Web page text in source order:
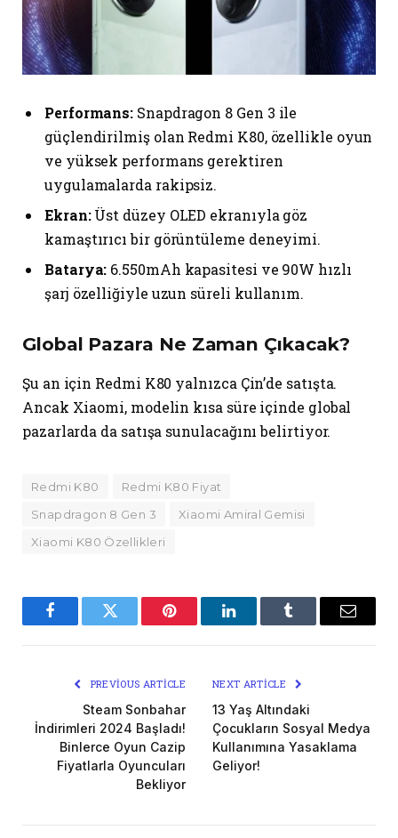
Performans: Snapdragon 8 Gen 3 ile
güçlendirilmiş olan Redmi K80, özellikle oyun
ve yüksek performans gerektiren
uygulamalarda rakipsiz.
Ekran:Üst düzey OLED ekranıyla göz
kamaştırıcı bir görüntüleme deneyimi.
Batarya: 6.550mAh kapasitesi ve 90W hızlı
şarj özelliğiyle uzun süreli kullanım.
Global Pazara Ne Zaman Çıkacak?
Şu an için Redmi K80 yalnızca Çin’de satışta.
Ancak Xiaomi, modelin kısa süre içinde global
pazarlarda da satışa sunulacağını belirtiyor.
Redmi K80
Redmi K80 Fiyat
Snapdragon 8 Gen 3
Xiaomi Amiral Gemisi
Xiaomi K80 Özellikleri
FacebookTwitter Pinterest LinkedInTumblr Email
PREVIOUS ARTICLE
Steam Sonbahar
İndirimleri 2024 Başladı!
Binlerce Oyun Cazip
Fiyatlarla Oyuncuları
Bekliyor
NEXT ARTICLE
13 Yaş Altındaki
Çocukların Sosyal Medya
Kullanımına Yasaklama
Geliyor!